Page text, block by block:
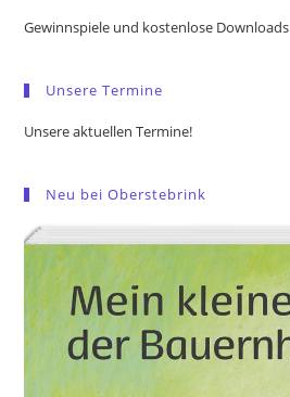
Gewinnspiele und kostenlose Downloads
Unsere Termine
Unsere aktuellen Termine!
Neu bei Oberstebrink